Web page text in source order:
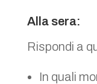
Alla sera:
Rispondi a
In quali